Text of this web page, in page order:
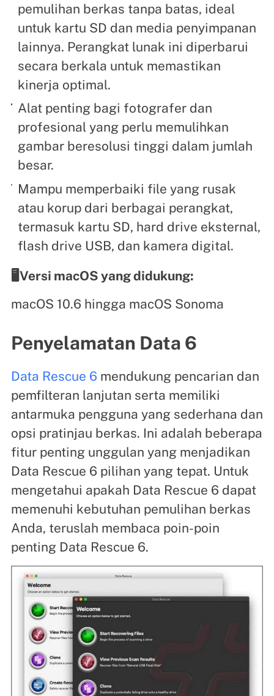
pemulihan berkas tanpa batas, ideal
untuk kartu SD dan media penyimpanan
lainnya. Perangkat lunak ini diperbarui
secara berkala untuk memastikan
kinerja optimal.
Alat penting bagi fotografer dan
profesional yang perlu memulihkan
gambar beresolusi tinggi dalam jumlah
besar.
Mampu memperbaiki file yang rusak
atau korup dari berbagai perangkat,
termasuk kartu SD, hard drive eksternal,
flash drive USB, dan kamera digital.
🖥️Versi macOS yang didukung:
macOS 10.6 hingga macOS Sonoma
Penyelamatan Data 6
Data Rescue 6 mendukung pencarian dan
pemfilteran lanjutan serta memiliki
antarmuka pengguna yang sederhana dan
opsi pratinjau berkas. Ini adalah beberapa
fitur penting unggulan yang menjadikan
Data Rescue 6 pilihan yang tepat. Untuk
mengetahui apakah Data Rescue 6 dapat
memenuhi kebutuhan pemulihan berkas
Anda, teruslah membaca poin-poin
penting Data Rescue 6.